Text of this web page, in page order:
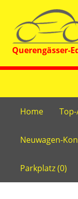
Home
Neuwagen-
Parkplatz (0)